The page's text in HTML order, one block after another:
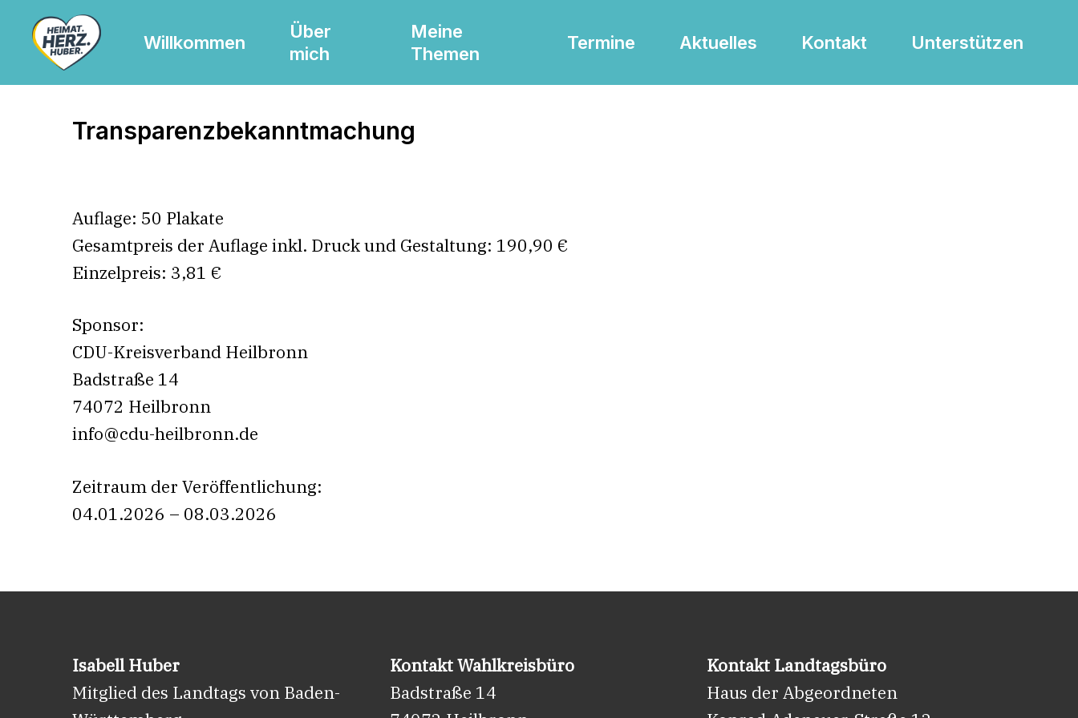
Willkommen
Über
mich
Meine
Themen
Termine Aktuelles Kontakt Unterstützen
Transparenzbekanntmachung
Auflage: 50 Plakate
Gesamtpreis der Auflage inkl. Druck und Gestaltung: 190,90 €
Einzelpreis: 3,81 €
Sponsor:
CDU-Kreisverband Heilbronn
Badstraße 14
74072 Heilbronn
info@cdu-heilbronn.de
Zeitraum der Veröffentlichung:
04.01.2026 – 08.03.2026
Isabell Huber
Mitglied des Landtags von Baden-
Kontakt Wahlkreisbüro
Badstraße 14
Kontakt Landtagsbüro
Haus der Abgeordneten